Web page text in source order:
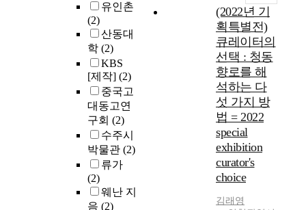
유인촌
(2)
산동대
학 (2)
KBS
[제작] (2)
중국고
대동고연
구회 (2)
수주시
박물관 (2)
류가
(2)
웨난 지
음 (2)
(2022년 기
획특별전)
큐레이터의
선택 : 청동
향로를 해
석하는 다
섯 가지 방
법 = 2022
special
exhibition
curator's
choice
김래영